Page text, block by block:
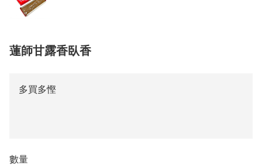
蓮師甘露香臥香
多買多慳
數量